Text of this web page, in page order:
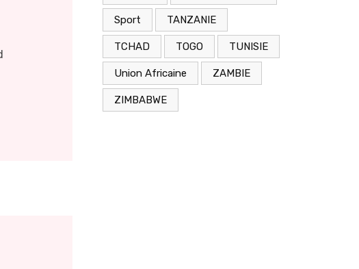
Sport TANZANIE
TCHAD TOGO TUNISIE
Union Africaine ZAMBIE
ZIMBABWE